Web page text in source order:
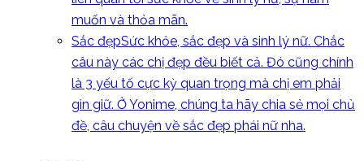
muốn và thỏa mãn.
Sắc đẹpSức khỏe, sắc đẹp và sinh lý nữ. Chắc
câu này các chị đẹp đều biết cả. Đó cũng chính
là 3 yếu tố cực kỳ quan trọng mà chị em phải
gìn giữ. Ở Yonime, chúng ta hãy chia sẻ mọi chủ
đề, câu chuyện về sắc đẹp phái nữ nha.